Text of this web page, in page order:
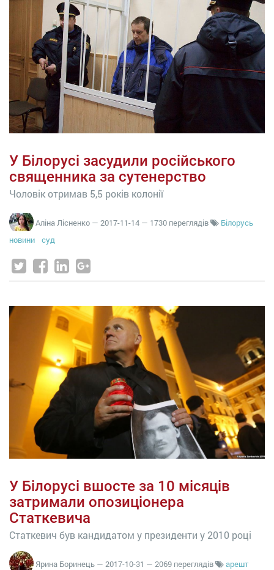
У Білорусі засудили російського
священника за сутенерство
Чоловік отримав 5,5 років колонії
Аліна Лісненко — 2017-11-14 — 1730 переглядів
Білорусь
новини
суд
У Білорусі вшосте за 10 місяців
затримали опозиціонера
Статкевича
Статкевич був кандидатом у президенти у 2010 році
Ярина Боринець — 2017-10-31 — 2069 переглядів
арешт